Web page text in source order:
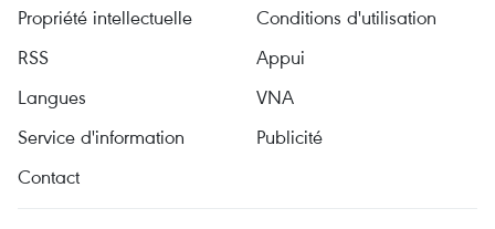
Propriété intellectuelle
Conditions d'utilisation
RSS
Appui
Langues
VNA
Service d'information
Publicité
Contact